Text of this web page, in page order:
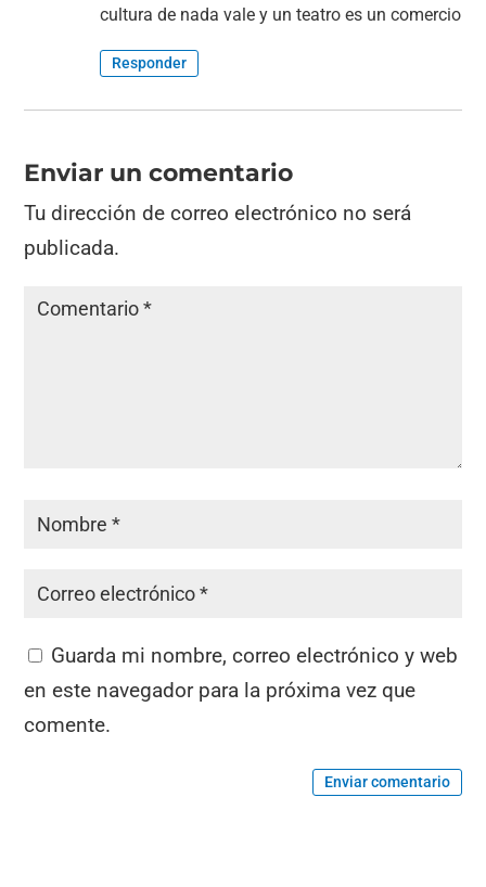
cultura de nada vale y un teatro es un comercio
Responder
Enviar un comentario
Tu dirección de correo electrónico no será
publicada.
Guarda mi nombre, correo electrónico y web
en este navegador para la próxima vez que
comente.
Enviar comentario